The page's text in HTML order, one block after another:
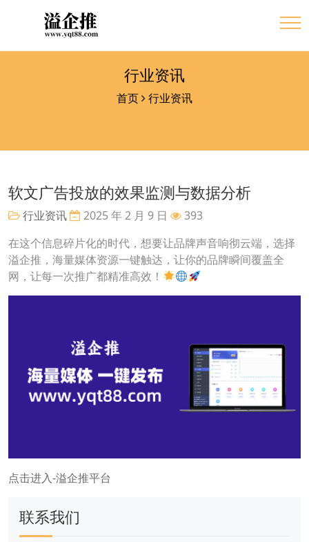
行业资讯
首页 行业资讯
软文广告投放的效果监测与数据分析
行业资讯 2025 年 2 月 9 日
393
在这个信息碎片化的时代，想要让品牌声音响彻云端，选择
溢企推，海量媒体资源一键触达，让你的品牌瞬间覆盖全
网，让每一次推广都精准高效！
点击进入-溢企推平台
联系我们